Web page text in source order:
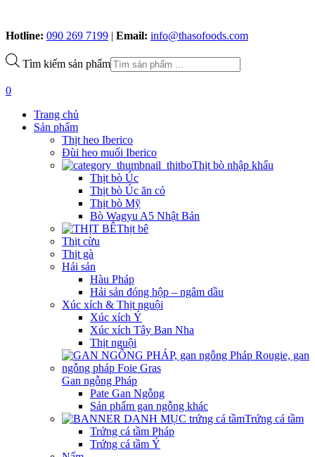
Hotline: 090 269 7199 | Email: info@thasofoods.com
Tìm kiếm sản phẩm
0
Trang chủ
Sản phẩm
Thịt heo Iberico
Đùi heo muối Iberico
Thịt bò nhập khẩu
Thịt bò Úc
Thịt bò Úc ăn cỏ
Thịt bò Mỹ
Bò Wagyu A5 Nhật Bản
Thịt bê
Thịt cừu
Thịt gà
Hải sản
Hàu Pháp
Hải sản đóng hộp – ngâm dầu
Xúc xích & Thịt nguội
Xúc xích Ý
Xúc xích Tây Ban Nha
Thịt nguội
Gan ngỗng Pháp
Pate Gan Ngỗng
Sản phẩm gan ngỗng khác
Trứng cá tầm
Trứng cá tầm Pháp
Trứng cá tầm Ý